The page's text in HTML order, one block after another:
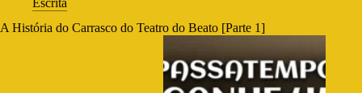
Escrita
A História do Carrasco do Teatro do Beato [Parte 1]